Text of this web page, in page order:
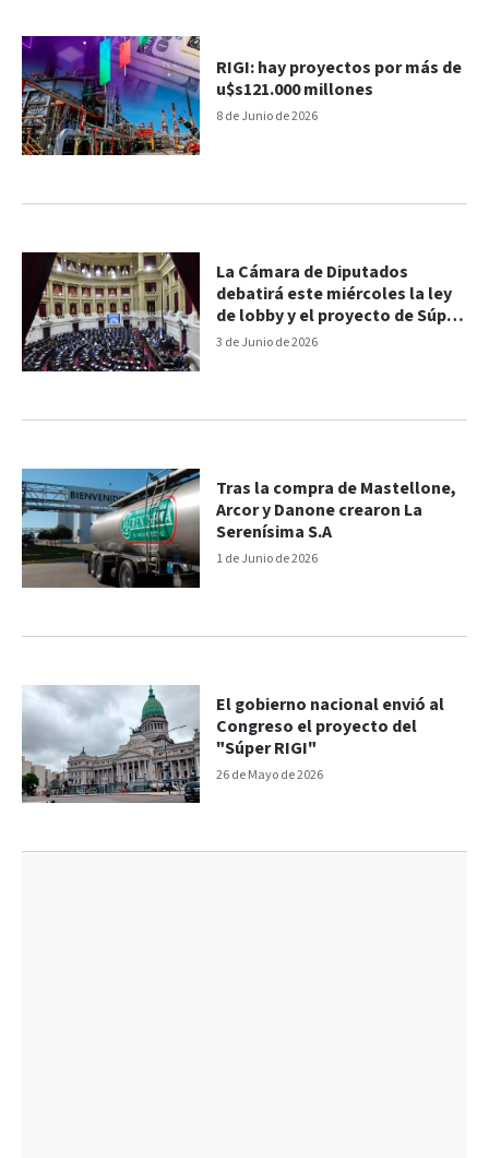
8 de Junio de 2026
RIGI: hay proyectos por más de
u$s121.000 millones
3 de Junio de 2026
La Cámara de Diputados
debatirá este miércoles la ley
de lobby y el proyecto de Súper
RIGI
1 de Junio de 2026
Tras la compra de Mastellone,
Arcor y Danone crearon La
Serenísima S.A
26 de Mayo de 2026
El gobierno nacional envió al
Congreso el proyecto del
"Súper RIGI"